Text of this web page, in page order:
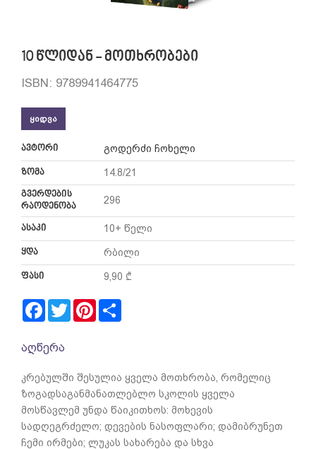
10 წლიდან - მოთხრობები
ISBN: 9789941464775
ᲧᲘᲓᲕᲐ
ავტორი გოდერძი ჩოხელი
ზომა
14.8/21
გვერდების
რაოდენობა
296
ასაკი 10+ წელი
ყდა რბილი
ფასი 9,90 ₾
Facebook
TwitterPinterest
აღწერა
კრებულში შესულია ყველა მოთხრობა, რომელიც
ზოგადსაგანმანათლებლო სკოლის ყველა
მოსწავლემ უნდა წაიკითხოს: მოხევის
სადღეგრძელო; დევების ნასოფლარი; დამიბრუნეთ
ჩემი ირმები; ლუკას სახარება და სხვა